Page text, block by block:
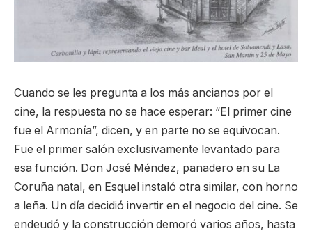
Cuando se les pregunta a los más ancianos por el
cine, la respuesta no se hace esperar: “El primer cine
fue el Armonía”, dicen, y en parte no se equivocan.
Fue el primer salón exclusivamente levantado para
esa función. Don José Méndez, panadero en su La
Coruña natal, en Esquel instaló otra similar, con horno
a leña. Un día decidió invertir en el negocio del cine. Se
endeudó y la construcción demoró varios años, hasta